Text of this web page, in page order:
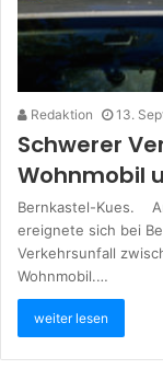
Redaktion 13.
Schwerer
Wohnmobil
Bernkastel-Kues.
ereignete sich bei
Verkehrsunfall
Wohnmobil.…
weiter lesen